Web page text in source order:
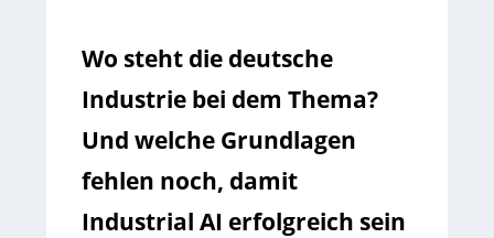
Wo steht die deutsche
Industrie bei dem Thema?
Und welche Grundlagen
fehlen noch, damit
Industrial AI erfolgreich sein